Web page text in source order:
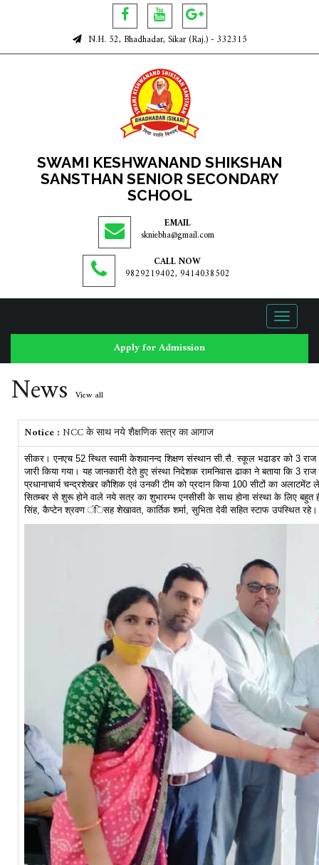
N.H. 52, Bhadhadar, Sikar (Raj.) - 332315
SWAMI KESHWANAND SHIKSHAN
SANSTHAN SENIOR SECONDARY
SCHOOL
EMAIL
skniebha@gmail.com
CALL NOW
9829219402, 9414038502
Toggle
Apply for Admission
News View all
Notice : NCC के साथ नये शैक्षणिक सत्र का आगाज
सीकर। एनएच 52 स्थित स्वामी केशवानन्द शिक्षण संस्थान सी.सै. स्कूल भढाडर को 3
जारी किया गया। यह जानकारी देते हुए संस्था निदेशक रामनिवास ढाका ने बताया कि 3
प्रधानाचार्य चन्द्रशेखर कौशिक एवं उनकी टीम को प्रदान किया 100 सीटों का
सितम्बर से शुरू होने वाले नये सत्र का शुभारम्भ एनसीसी के साथ होना संस्था के लिए
सिंह, कैप्टेन श्रवण ंिसह शेखावत, कार्तिक शर्मा, सुभिता देवी सहित स्टाफ उपस्थित रहे।